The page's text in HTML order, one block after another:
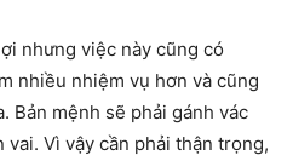
nhưng việc này cũng có
nhiều nhiệm vụ hơn và cũng
Bản mệnh sẽ phải gánh vác
Vì vậy cần phải thận trọng,